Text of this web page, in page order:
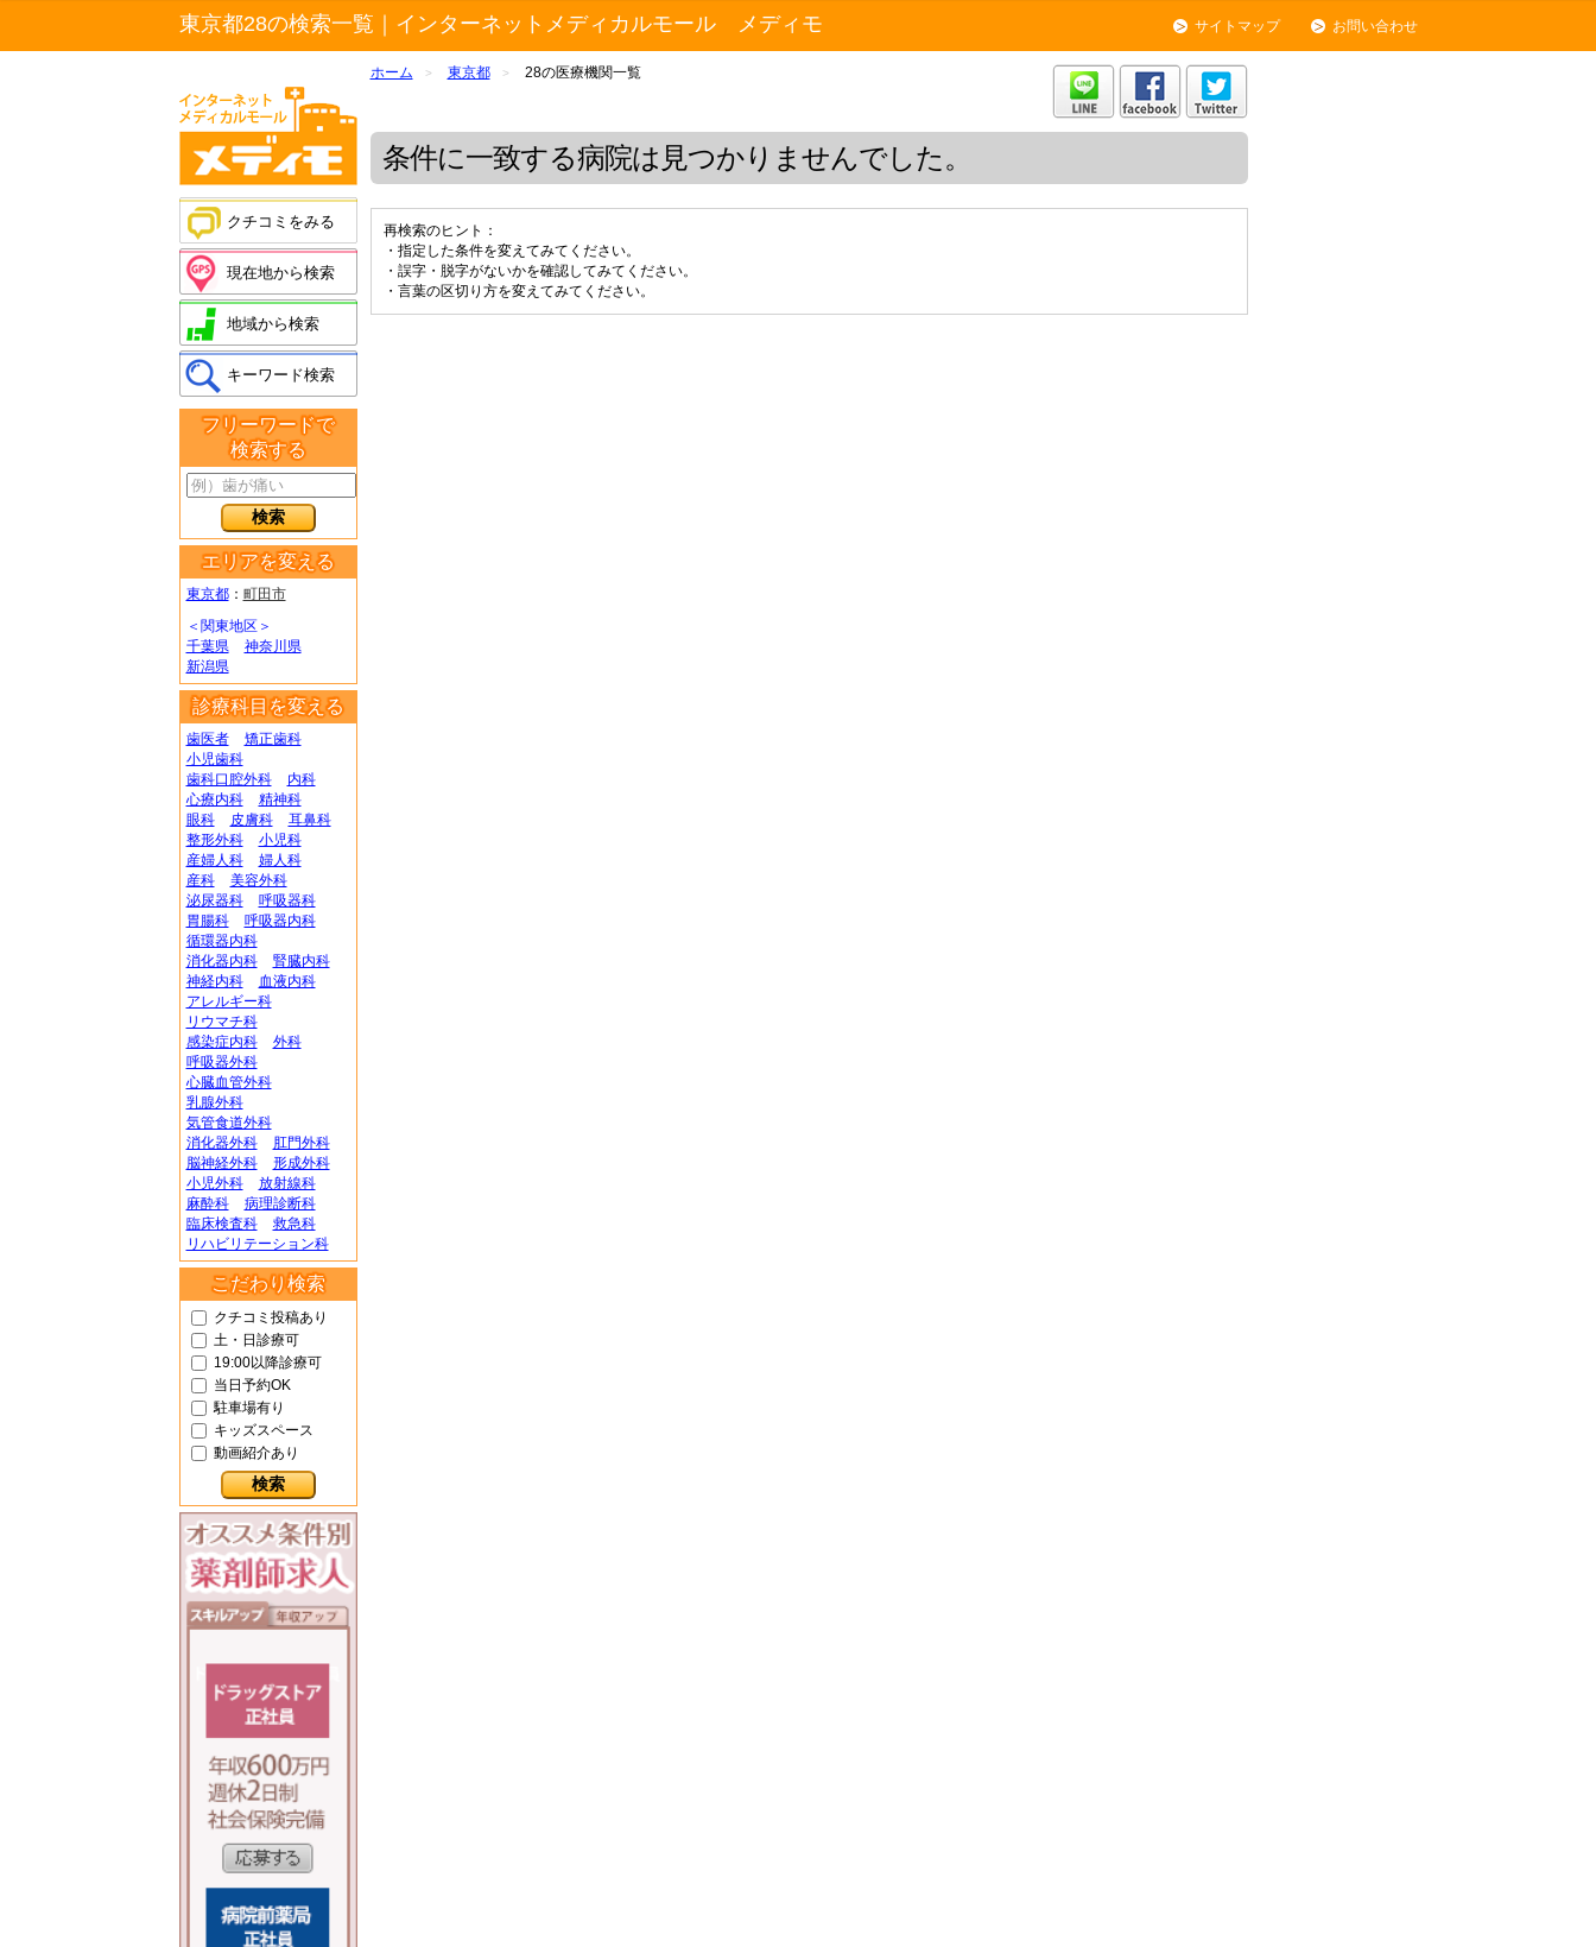
東京都28の検索一覧｜インターネットメディカルモール メディモ サイトマップ お問い合わせ
クチコミをみる
現在地から検索
地域から検索
キーワード検索
フリーワードで
検索する
エリアを変える
東京都： 町田市
＜関東地区＞
千葉県
神奈川県
新潟県
診療科目を変える
歯医者
矯正歯科
小児歯科
歯科口腔外科
内科
心療内科
精神科
眼科
皮膚科
耳鼻科
整形外科
小児科
産婦人科
婦人科
産科
美容外科
泌尿器科
呼吸器科
胃腸科
呼吸器内科
循環器内科
消化器内科
腎臓内科
神経内科
血液内科
アレルギー科
リウマチ科
感染症内科
外科
呼吸器外科
心臓血管外科
乳腺外科
気管食道外科
消化器外科
肛門外科
脳神経外科
形成外科
小児外科
放射線科
麻酔科
病理診断科
臨床検査科
救急科
リハビリテーション科
こだわり検索
クチコミ投稿あり
土・日診療可
19:00以降診療可
当日予約OK
駐車場有り
キッズスペース
動画紹介あり
ホーム > 東京都 > 28の医療機関一覧
条件に一致する病院は見つかりませんでした。
再検索のヒント：
・指定した条件を変えてみてください。
・誤字・脱字がないかを確認してみてください。
・言葉の区切り方を変えてみてください。